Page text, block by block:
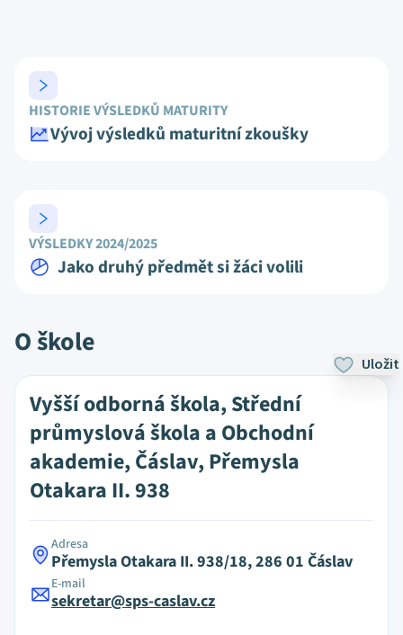
HISTORIE VÝSLEDKŮ MATURITY
Vývoj výsledků maturitní zkoušky
VÝSLEDKY 2024/2025
Jako druhý předmět si žáci volili
O škole
Uložit
Vyšší odborná škola, Střední
průmyslová škola a Obchodní
akademie, Čáslav, Přemysla
Otakara II. 938
Adresa
Přemysla Otakara II. 938/18, 286 01 Čáslav
E-mail
sekretar@sps-caslav.cz